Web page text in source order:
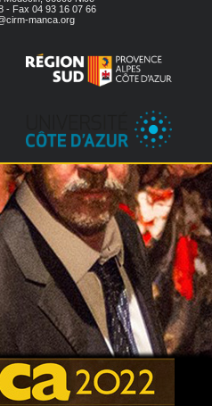
- Fax 04 93 16 07 66
manca.org